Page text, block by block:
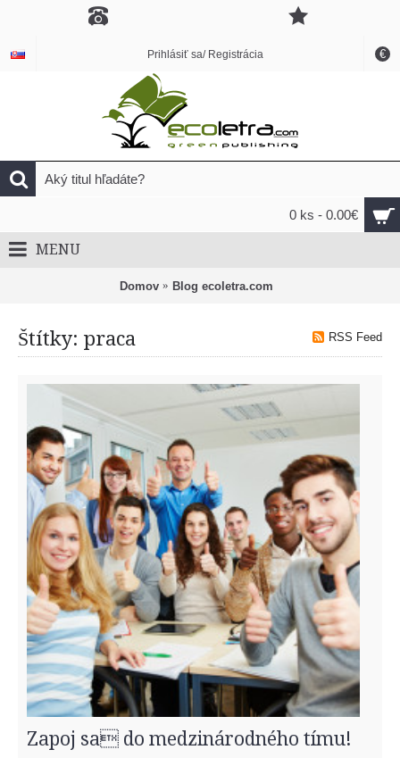
€
Prihlásiť sa/ Registrácia
0 ks - 0.00€
MENU
Domov Blog ecoletra.com
Štítky: praca RSS Feed
Zapoj sa do medzinárodného tímu!